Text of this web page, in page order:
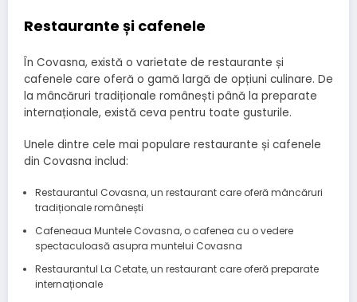
Restaurante și cafenele
În Covasna, există o varietate de restaurante și
cafenele care oferă o gamă largă de opțiuni culinare. De
la mâncăruri tradiționale românești până la preparate
internaționale, există ceva pentru toate gusturile.
Unele dintre cele mai populare restaurante și cafenele
din Covasna includ:
Restaurantul Covasna, un restaurant care oferă mâncăruri
tradiționale românești
Cafeneaua Muntele Covasna, o cafenea cu o vedere
spectaculoasă asupra muntelui Covasna
Restaurantul La Cetate, un restaurant care oferă preparate
internaționale